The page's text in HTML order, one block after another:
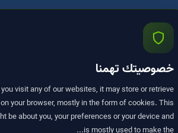
خصوصيتك تهمنا
visit any of our websites, it may store or retrieve
your browser, mostly in the form of cookies. This
be about you, your preferences or your device and
is mostly used to make the...